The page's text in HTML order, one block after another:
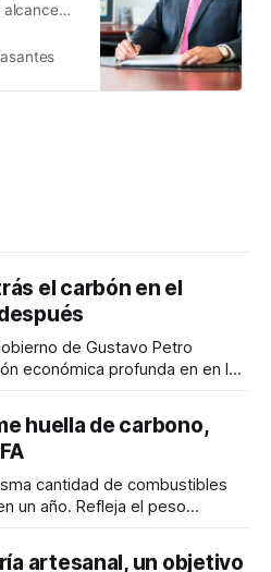
alcance
reactor
el carbón en el
de Gustavo Petro
económica profunda en en la
huella de carbono,
cantidad de combustibles
un año. Refleja el peso
artesanal, un objetivo